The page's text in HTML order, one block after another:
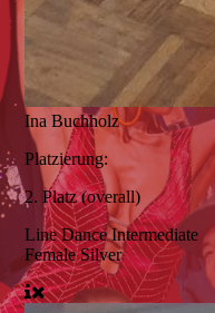
Ina Buchholz
Platzierung:
2. Platz (overall)
Line Dance Intermediate
Female Silver